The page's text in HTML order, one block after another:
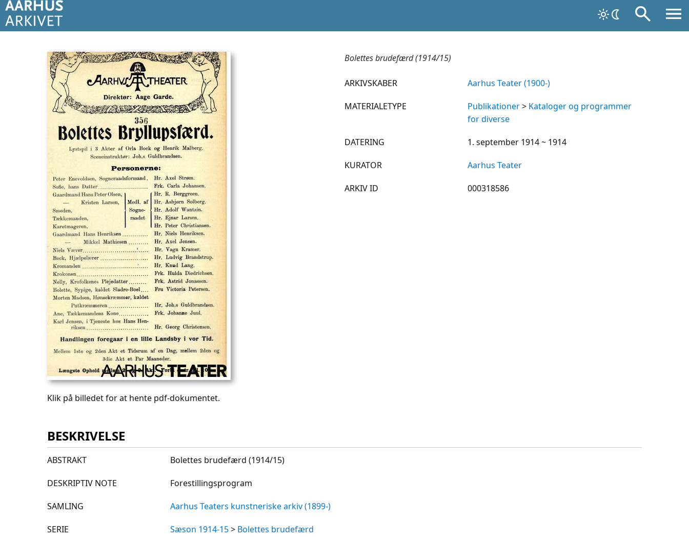
Klik på billedet for at hente pdf-dokumentet.
Bolettes brudefærd (1914/15)
ARKIVSKABER Aarhus Teater (1900-)
MATERIALETYPE Publikationer> Kataloger og programmer
for diverse
DATERING 1. september 1914 ~ 1914
KURATOR Aarhus Teater
ARKIV ID 000318586
BESKRIVELSE
ABSTRAKT Bolettes brudefærd (1914/15)
DESKRIPTIV NOTE Forestillingsprogram
SAMLING Aarhus Teaters kunstneriske arkiv (1899-)
SERIE Sæson 1914-15> Bolettes brudefærd